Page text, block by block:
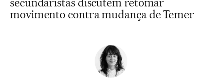
movimento contra mudança de Temer